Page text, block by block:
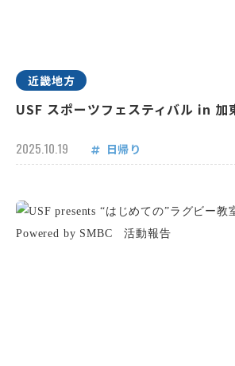
近畿地方
USF スポーツフェスティバル in
2025.10.19 日帰り